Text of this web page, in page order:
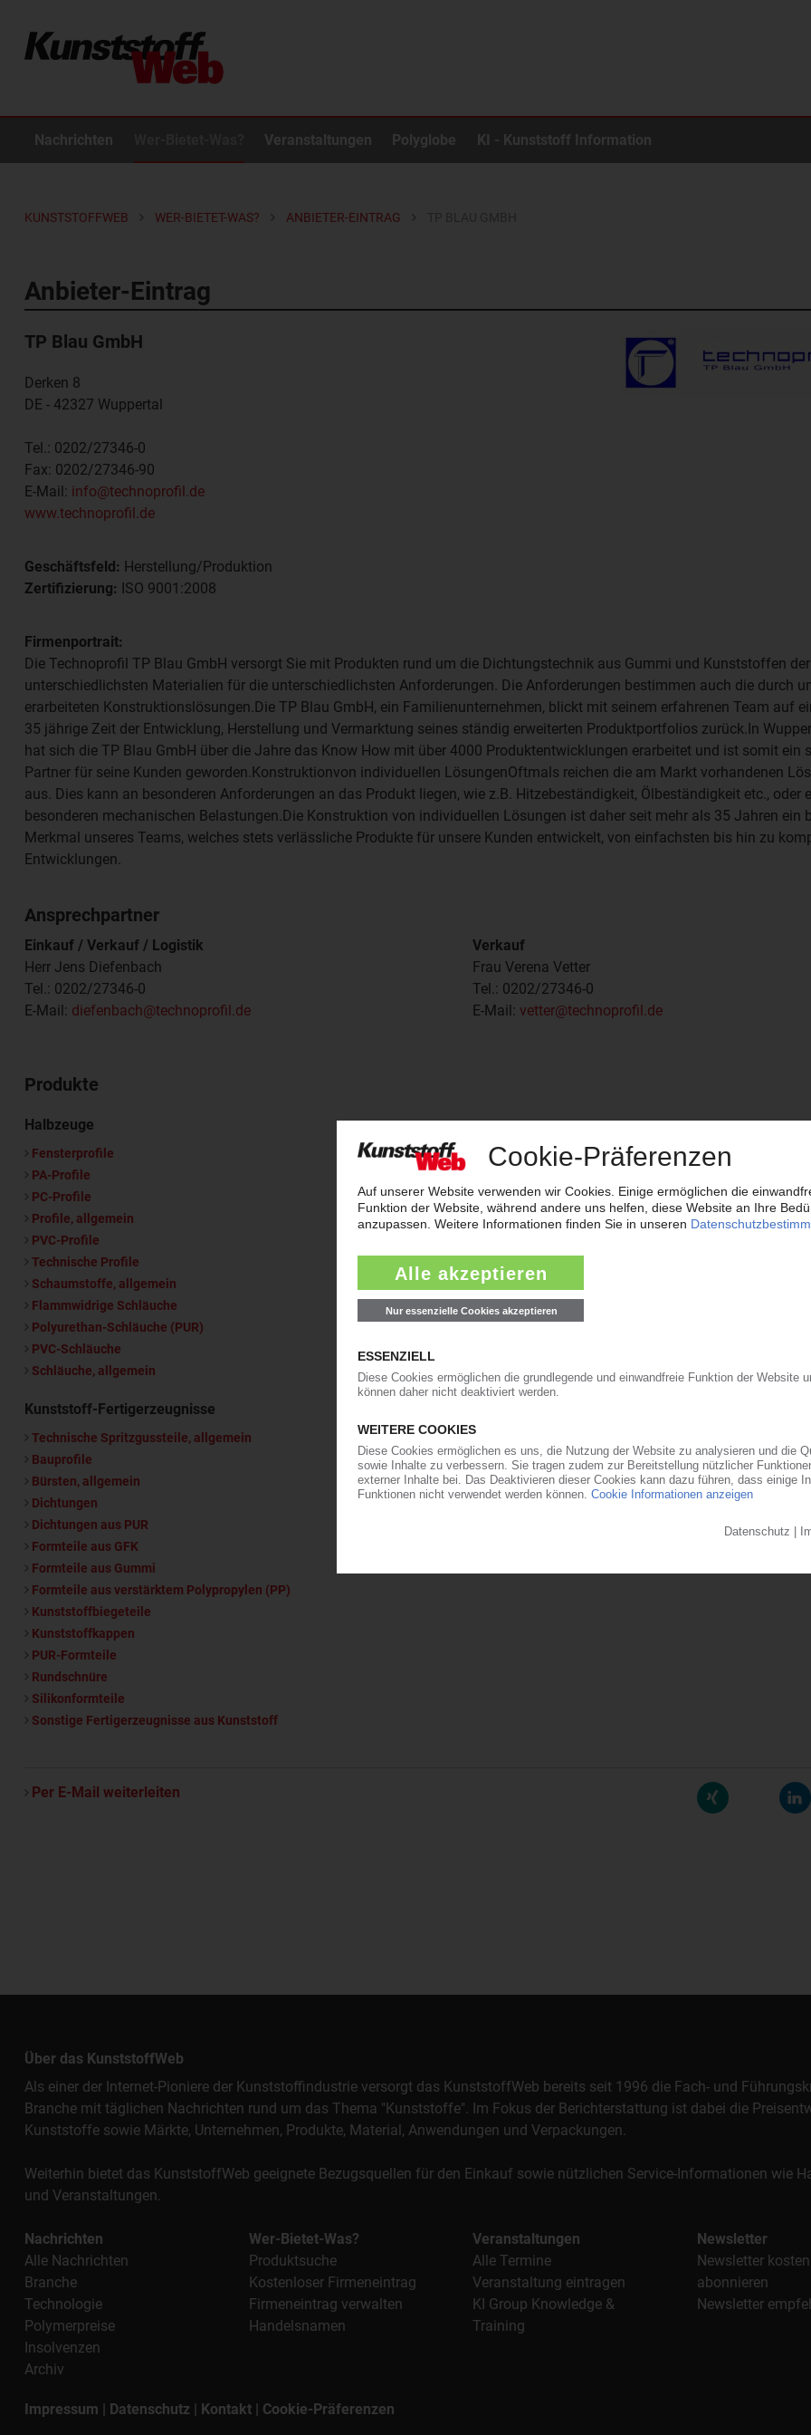
Nachrichten Veranstaltungen Polyglobe KI - Kunststoff Information
KUNSTSTOFFWEB WER-BIETET-WAS? ANBIETER-EINTRAG
Anbieter-Eintrag
TP Blau GmbH
Derken 8
DE - 42327 Wuppertal
Tel.: 0202/27346-0
Fax: 0202/27346-90
E-Mail: info@technoprofil.de
www.technoprofil.de
Geschäftsfeld: Herstellung/Produktion
Zertifizierung: ISO 9001:2008
Firmenportrait:
Die Technoprofil TP Blau GmbH versorgt Sie mit Produkten rund um die Dichtungstechnik aus Gummi und Kunststoffen der
unterschiedlichsten Materialien für die unterschiedlichsten Anforderungen. Die Anforderungen bestimmen auch die durch
erarbeiteten Konstruktionslösungen.Die TP Blau GmbH, ein Familienunternehmen, blickt mit seinem erfahrenen Team auf
35 jährige Zeit der Entwicklung, Herstellung und Vermarktung seines ständig erweiterten Produktportfolios zurück.In
hat sich die TP Blau GmbH über die Jahre das Know How mit über 4000 Produktentwicklungen erarbeitet und ist somit ein
Partner für seine Kunden geworden.Konstruktionvon individuellen LösungenOftmals reichen die am Markt vorhandenen
aus. Dies kann an besonderen Anforderungen an das Produkt liegen, wie z.B. Hitzebeständigkeit, Ölbeständigkeit etc., oder
besonderen mechanischen Belastungen.Die Konstruktion von individuellen Lösungen ist daher seit mehr als 35 Jahren ein
Merkmal unseres Teams, welches stets verlässliche Produkte für unsere Kunden entwickelt, von einfachsten bis hin zu
Entwicklungen.
Ansprechpartner
Einkauf / Verkauf / Logistik
Herr Jens Diefenbach
Tel.: 0202/27346-0
E-Mail: diefenbach@technoprofil.de
Verkauf
Frau Verena Vetter
Tel.: 0202/27346-0
E-Mail: vetter@technoprofil.de
Produkte
Halbzeuge
Fensterprofile
PA-Profile
PC-Profile
Profile, allgemein
PVC-Profile
Technische Profile
Schaumstoffe, allgemein
Flammwidrige Schläuche
Polyurethan-Schläuche (PUR)
PVC-Schläuche
Schläuche, allgemein
Kunststoff-Fertigerzeugnisse
Technische Spritzgussteile, allgemein
Bauprofile
Bürsten, allgemein
Dichtungen
Dichtungen aus PUR
Formteile aus GFK
Formteile aus Gummi
Formteile aus verstärktem Polypropylen (PP)
Kunststoffbiegeteile
Kunststoffkappen
PUR-Formteile
Rundschnüre
Silikonformteile
Sonstige Fertigerzeugnisse aus Kunststoff
Per E-Mail weiterleiten
Über das KunststoffWeb
Als einer der Internet-Pioniere der Kunststoffindustrie versorgt das KunststoffWeb bereits seit 1996 die Fach- und
Branche mit täglichen Nachrichten rund um das Thema "Kunststoffe". Im Fokus der Berichterstattung ist dabei die
Kunststoffe sowie Märkte, Unternehmen, Produkte, Material, Anwendungen und Verpackungen.
Weiterhin bietet das KunststoffWeb geeignete Bezugsquellen für den Einkauf sowie nützlichen Service-Informationen wie
und Veranstaltungen.
Nachrichten
Alle Nachrichten
Branche
Technologie
Polymerpreise
Insolvenzen
Archiv
Wer-Bietet-Was?
Produktsuche
Kostenloser Firmeneintrag
Firmeneintrag verwalten
Handelsnamen
Veranstaltungen
Alle Termine
Veranstaltung eintragen
KI Group Knowledge &
Training
Newsletter
Newsletter
abonnieren
Newsletter
Impressum | Datenschutz | Kontakt | Cookie-Präferenzen